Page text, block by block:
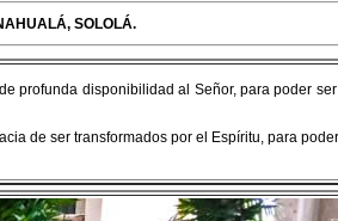
SOLOLÁ.
profunda disponibilidad al Señor, para poder
de ser transformados por el Espíritu, para